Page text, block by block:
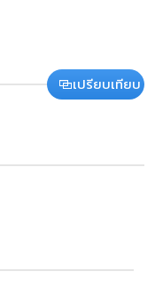
เปรียบเทียบ